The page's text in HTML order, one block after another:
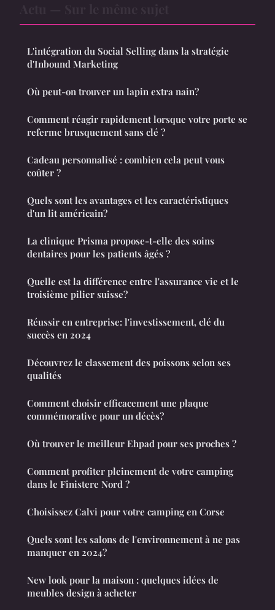
L'intégration du Social Selling dans la stratégie
d'Inbound Marketing
Où peut-on trouver un lapin extra nain?
Comment réagir rapidement lorsque votre porte se
referme brusquement sans clé ?
Cadeau personnalisé : combien cela peut vous
coûter ?
Quels sont les avantages et les caractéristiques
d'un lit américain?
La clinique Prisma propose-t-elle des soins
dentaires pour les patients âgés ?
Quelle est la différence entre l'assurance vie et le
troisième pilier suisse?
Réussir en entreprise: l'investissement, clé du
succès en 2024
Découvrez le classement des poissons selon ses
qualités
Comment choisir efficacement une plaque
commémorative pour un décès?
Où trouver le meilleur Ehpad pour ses proches ?
Comment profiter pleinement de votre camping
dans le Finistere Nord ?
Choisissez Calvi pour votre camping en Corse
Quels sont les salons de l'environnement à ne pas
manquer en 2024?
New look pour la maison : quelques idées de
meubles design à acheter